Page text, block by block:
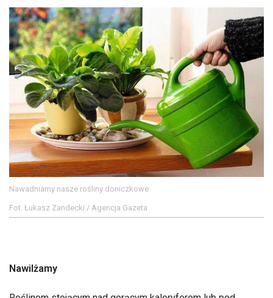
Nawadniamy nasze rośliny doniczkowe
Fot. Łukasz Zandecki / Agencja Gazeta
Nawilżamy